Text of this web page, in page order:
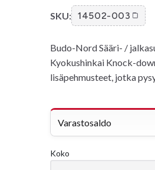
SKU: 14502-003
Budo-Nord Sääri- /
Kyokushinkai Knock-
lisäpehmusteet, jotka
Varastosaldo
Koko